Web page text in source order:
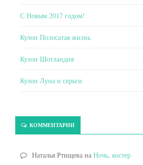
С Новым 2017 годом!
Кулон Полосатая жизнь
Кулон Шотландия
Кулон Луна и серьги
КОММЕНТАРИИ
Наталья Ртищева на Ночь, костер